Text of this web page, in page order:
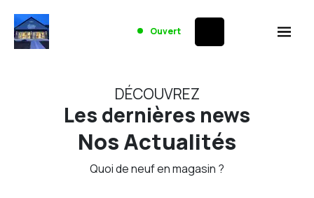
Ouvert
DÉCOUVREZ
Les dernières news
Nos Actualités
Quoi de neuf en magasin ?